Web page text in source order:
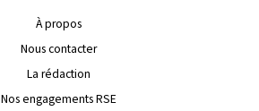
À propos
Nous contacter
La rédaction
Nos engagements RSE